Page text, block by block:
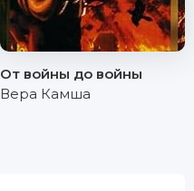
От войны до войны
Вера Камша